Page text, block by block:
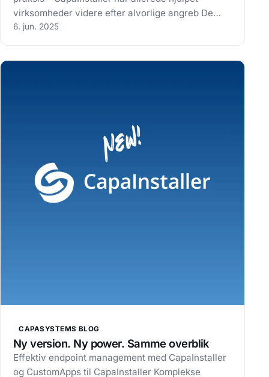
virksomheder videre efter alvorlige angreb De
fleste større virksomheder har en beredskabsplan
6. jun. 2025
CAPASYSTEMS BLOG
Ny version. Ny power. Samme overblik
Effektiv endpoint management med CapaInstaller
og CustomApps til CapaInstaller Komplekse